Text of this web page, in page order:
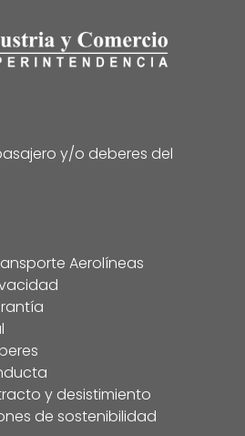
y/o deberes del
Aerolíneas
y desistimiento
de sostenibilidad